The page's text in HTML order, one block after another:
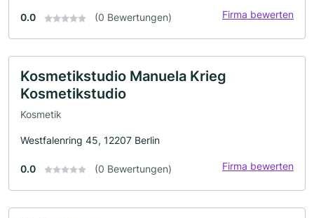
0.0 (0 Bewertungen) Firma bewerten
Kosmetikstudio Manuela Krieg
Kosmetikstudio
Kosmetik
Westfalenring 45, 12207 Berlin
0.0 (0 Bewertungen) Firma bewerten